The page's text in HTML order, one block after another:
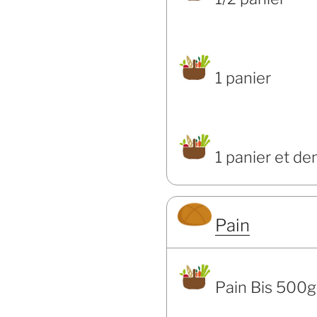
1 panier
1 panier et
Pain
Pain Bis 500g